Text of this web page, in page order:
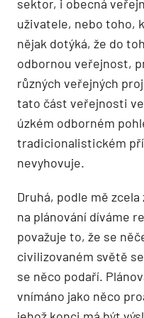
sektor, i obecná
uživatele, nebo toho,
nějak dotýká, že do
odbornou veřejnost,
různých veřejných
tato část veřejnosti
úzkém odborném
tradicionalistickém
nevyhovuje.
Druhá, podle mě
na plánování díváme
považuje to, že se
civilizovaném světě
se něco podaří.
vnímáno jako něco